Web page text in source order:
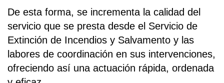
De esta forma, se incrementa la calidad del
servicio que se presta desde el Servicio de
Extinción de Incendios y Salvamento y las
labores de coordinación en sus intervenciones,
ofreciendo así una actuación rápida, ordenada